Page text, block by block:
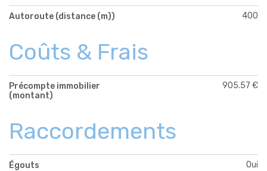
Autoroute (distance (m)) 400
Coûts & Frais
Précompte immobilier
(montant)
905.57 €
Raccordements
Égouts Oui